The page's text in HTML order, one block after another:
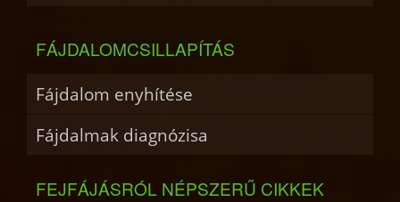
FÁJDALOMCSILLAPÍTÁS
Fájdalom enyhítése
Fájdalmak diagnózisa
FEJFÁJÁSRÓL NÉPSZERŰ CIKKEK